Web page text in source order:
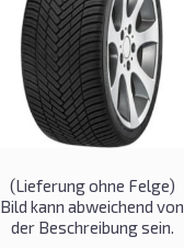
(Lieferung ohne Felge)
Bild kann abweichend von
der Beschreibung sein.